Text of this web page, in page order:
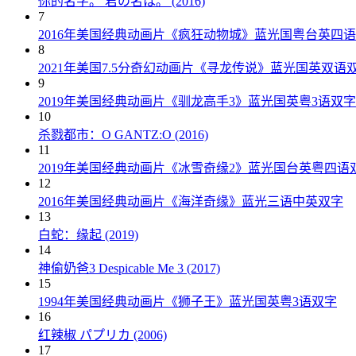
7
2016年美国经典动画片《疯狂动物城》蓝光国粤台英四
8
2021年美国7.5分奇幻动画片《寻龙传说》蓝光国英双语
9
2019年美国经典动画片《驯龙高手3》蓝光国英粤3语双字
10
杀戮都市：O GANTZ:O (2016)
11
2019年美国经典动画片《冰雪奇缘2》蓝光国台英粤四语
12
2016年美国经典动画片《海洋奇缘》蓝光三语中英双字
13
白蛇：缘起 (2019)
14
神偷奶爸3 Despicable Me 3 (2017)
15
1994年美国经典动画片《狮子王》蓝光国英粤3语双字
16
红辣椒 パプリカ (2006)
17